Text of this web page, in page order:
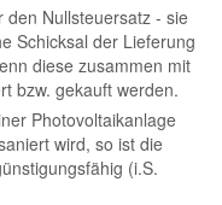
Nullsteuersatz - sie
Schicksal der Lieferung
diese zusammen mit
bzw. gekauft werden.
Photovoltaikanlage
wird, so ist die
(i.S.